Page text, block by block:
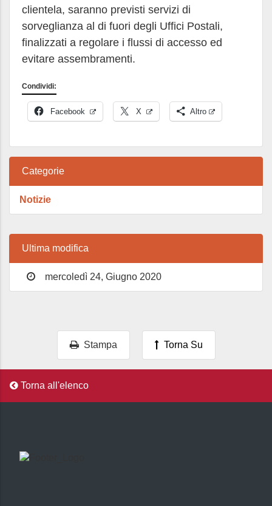
clientela, saranno previsti servizi di
sorveglianza al di fuori degli Uffici Postali,
finalizzati a regolare i flussi di accesso ed
evitare assembramenti.
Condividi:
Facebook X Altro
Categorie
Notizie
Ultima modifica
mercoledì 24, Giugno 2020
Stampa Torna Su
Torna all'elenco